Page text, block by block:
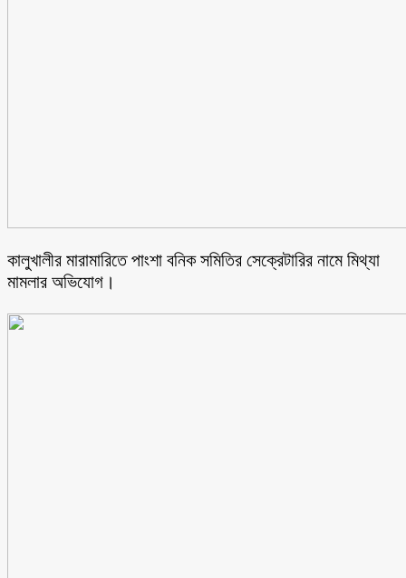
কালুখালীর মারামারিতে পাংশা বনিক সমিতির সেক্রেটারির নামে মিথ্যা
মামলার অভিযোগ।